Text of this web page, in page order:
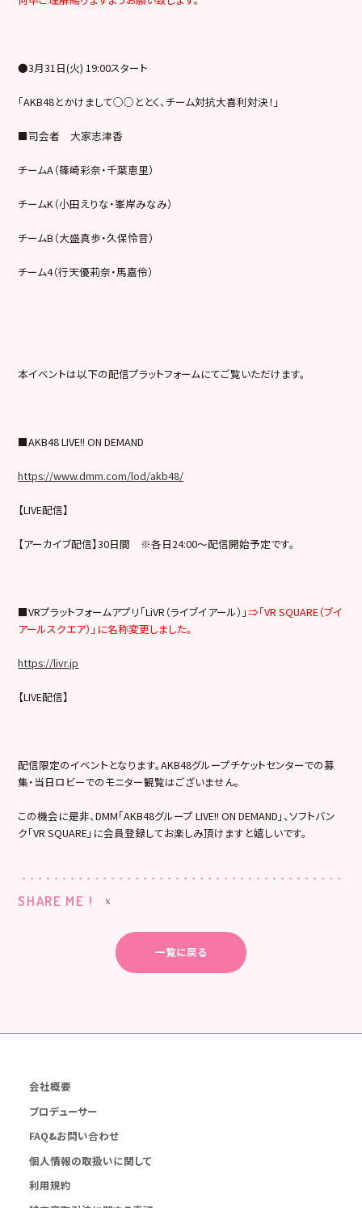
●3月31日(火) 19:00スタート
「AKB48とかけまして○○ととく、チーム対抗大喜利対決！」
■司会者 大家志津香
チームA（篠崎彩奈・千葉恵里）
チームK（小田えりな・峯岸みなみ）
チームB（大盛真歩・久保怜音）
チーム4（行天優莉奈・馬嘉伶）
本イベントは以下の配信プラットフォームにてご覧いただけます。
■AKB48 LIVE!! ON DEMAND
https://www.dmm.com/lod/akb48/
【LIVE配信】
【アーカイブ配信】30日間 ※各日24:00～配信開始予定です。
■VRプラットフォームアプリ「LiVR（ライブイアール）」⇒「VR SQUARE（ブイ
アールスクエア）」に名称変更しました。
https://livr.jp
【LIVE配信】
配信限定のイベントとなります。AKB48グループチケットセンターでの募
集・当日ロビーでのモニター観覧はございません。
この機会に是非、DMM「AKB48グループ LIVE!! ON DEMAND」、ソフトバン
ク「VR SQUARE」に会員登録してお楽しみ頂けますと嬉しいです。
SHARE ME !
一覧に戻る
会社概要
プロデューサー
FAQ&お問い合わせ
個人情報の取扱いに関して
利用規約